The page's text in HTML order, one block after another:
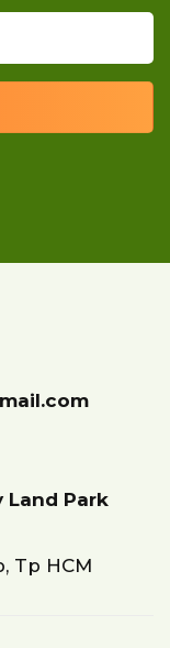
Land Park
Tp HCM